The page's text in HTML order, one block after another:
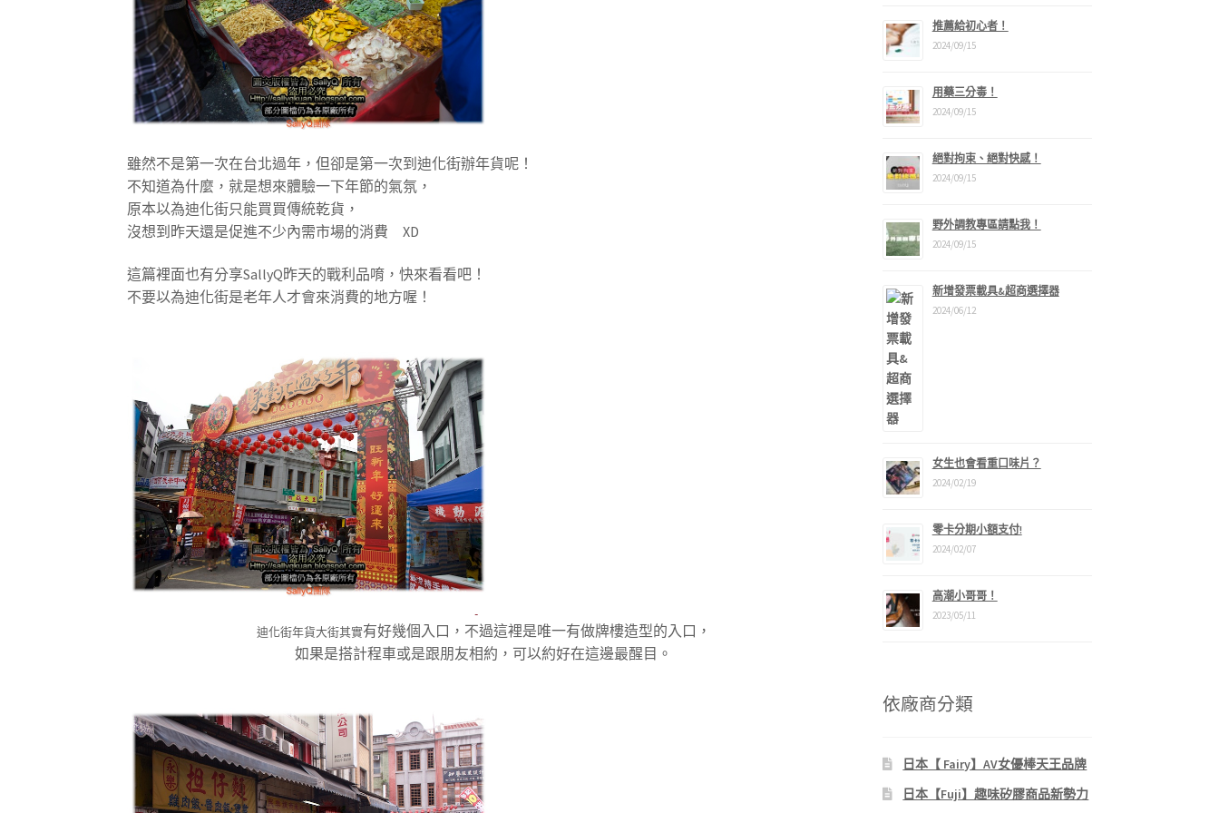
雖然不是第一次在台北過年，但卻是第一次到迪化街辦年貨呢！
不知道為什麼，就是想來體驗一下年節的氣氛，
原本以為迪化街只能買買傳統乾貨，
沒想到昨天還是促進不少內需市場的消費 XD
這篇裡面也有分享SallyQ昨天的戰利品唷，快來看看吧！
不要以為迪化街是老年人才會來消費的地方喔！
迪化街年貨大街其實有好幾個入口，不過這裡是唯一有做牌樓造型的入口，
如果是搭計程車或是跟朋友相約，可以約好在這邊最醒目。
推薦給初心者！
2024/09/15
用藥三分毒！
2024/09/15
絕對拘束、絕對快感！
2024/09/15
野外調教專區請點我！
2024/09/15
新增發票載具&超商選擇器
2024/06/12
女生也會看重口味片？
2024/02/19
零卡分期小額支付!
2024/02/07
高潮小哥哥！
2023/05/11
依廠商分類
日本【 Fairy】AV女優棒天王品牌
日本【Fuji】趣味矽膠商品新勢力